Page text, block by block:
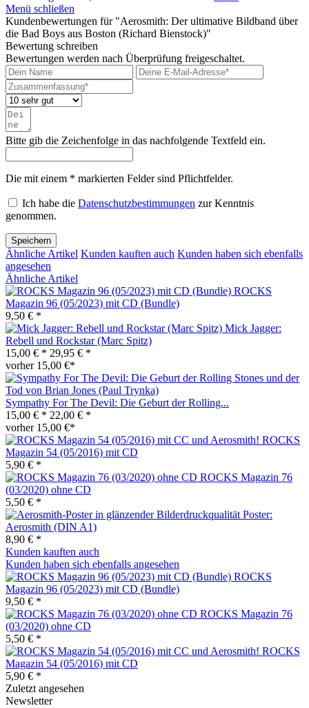
Menü schließen
Kundenbewertungen für "Aerosmith: Der ultimative Bildband über
die Bad Boys aus Boston (Richard Bienstock)"
Bewertung schreiben
Bewertungen werden nach Überprüfung freigeschaltet.
Bitte gib die Zeichenfolge in das nachfolgende Textfeld ein.
Die mit einem * markierten Felder sind Pflichtfelder.
Ich habe die Datenschutzbestimmungen zur Kenntnis
genommen.
Speichern
Ähnliche Artikel Kunden kauften auch Kunden haben sich ebenfalls
angesehen
Ähnliche Artikel
ROCKS
Magazin 96 (05/2023) mit CD (Bundle)
9,50 € *
Mick Jagger:
Rebell und Rockstar (Marc Spitz)
15,00 € * 29,95 € *
vorher 15,00 €*
Sympathy For The Devil: Die Geburt der Rolling...
15,00 € * 22,00 € *
vorher 15,00 €*
ROCKS
Magazin 54 (05/2016) mit CD
5,90 € *
ROCKS Magazin 76
(03/2020) ohne CD
5,50 € *
Poster:
Aerosmith (DIN A1)
8,90 € *
Kunden kauften auch
Kunden haben sich ebenfalls angesehen
ROCKS
Magazin 96 (05/2023) mit CD (Bundle)
9,50 € *
ROCKS Magazin 76
(03/2020) ohne CD
5,50 € *
ROCKS
Magazin 54 (05/2016) mit CD
5,90 € *
Zuletzt angesehen
Newsletter